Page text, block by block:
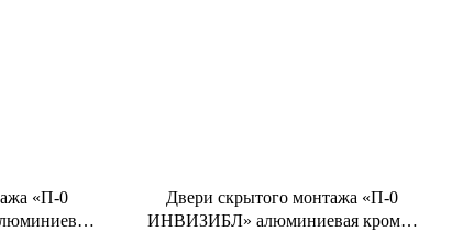
«П-0
Двери скрытого монтажа «П-0
ИНВИЗИБЛ» алюминиевая кромка